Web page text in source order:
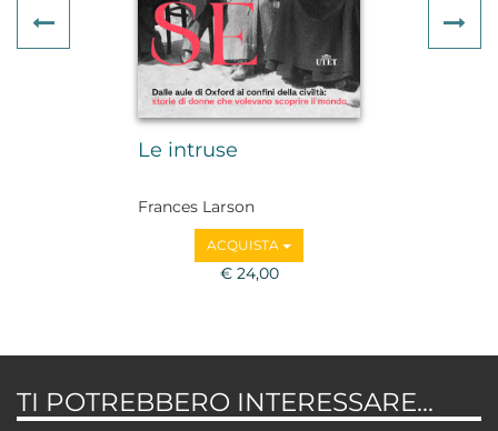
Le intruse
Frances Larson
ACQUISTA
€ 24,00
Previous
TI POTREBBERO INTERESSARE...